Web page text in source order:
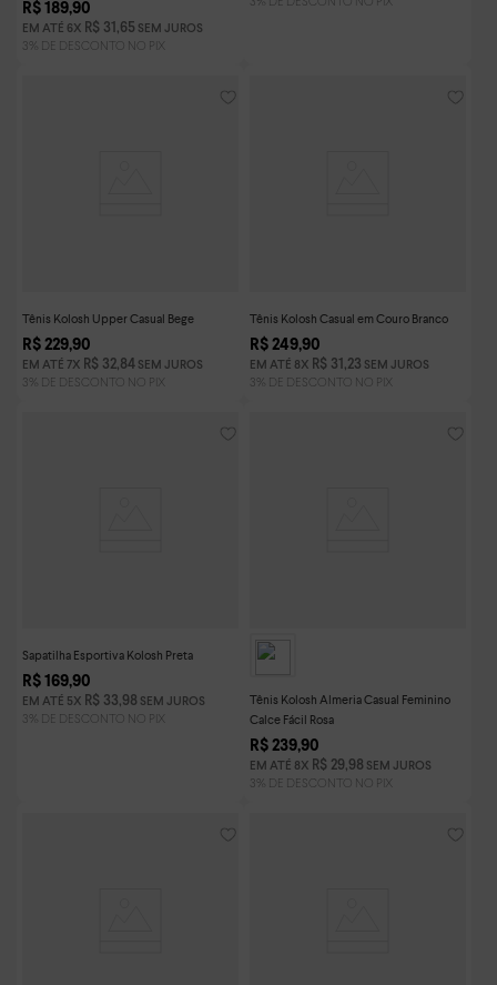
R$ 189,90
EM ATÉ 6X R$ 31,65 SEM JUROS
Tênis Kolosh Upper Casual Bege
R$ 229,90
EM ATÉ 7X R$ 32,84 SEM JUROS
Tênis Kolosh Casual em Couro Branco
R$ 249,90
EM ATÉ 8 X R$ 31 ,23 SEM JUROS
Sapatilha Esportiva Kolosh Preta
R$ 169,90
EM ATÉ 5 X R$ 33,98 SEM JUROS
Tênis Kolosh Almeria Casual Feminino
Calce Fácil Rosa
R$ 239,90
EM ATÉ 8 X R$ 29,98 SEM JUROS